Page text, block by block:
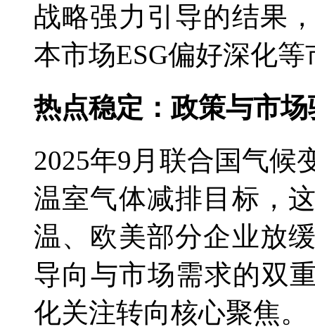
战略强力引导的结果
本市场ESG偏好深化
热点稳定：政策与市
2025年9月联合国气候
温室气体减排目标，
温、欧美部分企业放
导向与市场需求的双
化关注转向核心聚焦。